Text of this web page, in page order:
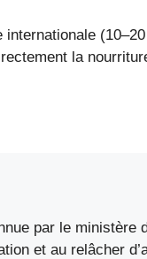
internationale
la
par le ministère
et au relâcher